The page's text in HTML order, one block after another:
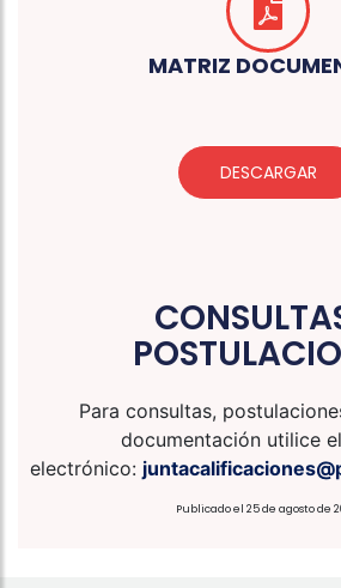
MATRIZ
DESCARGAR
Para consultas,
documentación utilice
electrónico:
Publicado el 25 de agosto de